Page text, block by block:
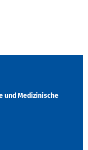
und Medizinische